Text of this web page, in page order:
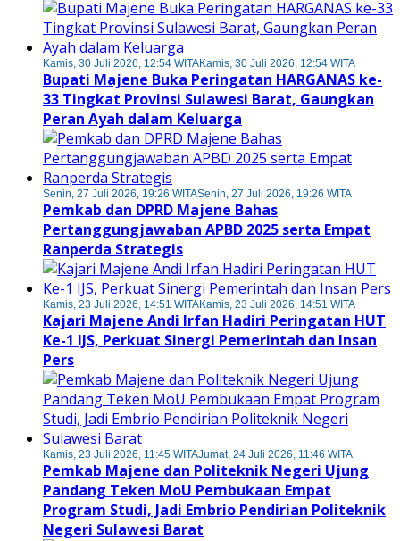
Kamis, 30 Juli 2026, 12:54 WITAKamis, 30 Juli 2026, 12:54 WITA
Bupati Majene Buka Peringatan HARGANAS ke-
33 Tingkat Provinsi Sulawesi Barat, Gaungkan
Peran Ayah dalam Keluarga
Senin, 27 Juli 2026, 19:26 WITASenin, 27 Juli 2026, 19:26 WITA
Pemkab dan DPRD Majene Bahas
Pertanggungjawaban APBD 2025 serta Empat
Ranperda Strategis
Kamis, 23 Juli 2026, 14:51 WITAKamis, 23 Juli 2026, 14:51 WITA
Kajari Majene Andi Irfan Hadiri Peringatan HUT
Ke-1 IJS, Perkuat Sinergi Pemerintah dan Insan
Pers
Kamis, 23 Juli 2026, 11:45 WITAJumat, 24 Juli 2026, 11:46 WITA
Pemkab Majene dan Politeknik Negeri Ujung
Pandang Teken MoU Pembukaan Empat
Program Studi, Jadi Embrio Pendirian Politeknik
Negeri Sulawesi Barat